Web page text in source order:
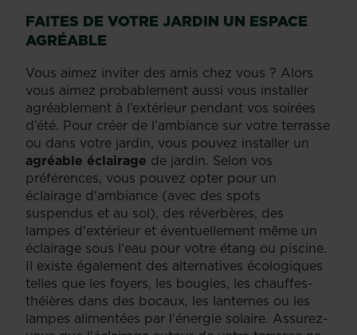
FAITES DE VOTRE JARDIN UN ESPACE
AGRÉABLE
Vous aimez inviter des amis chez vous ? Alors
vous aimez probablement aussi vous installer
agréablement à l’extérieur pendant vos soirées
d’été. Pour créer de l’ambiance sur votre terrasse
ou dans votre jardin, vous pouvez installer un
agréable éclairage de jardin. Selon vos
préférences, vous pouvez opter pour un
éclairage d'ambiance (avec des spots
suspendus et au sol), des réverbères, des
lampes d'extérieur et éventuellement même un
éclairage sous l'eau pour votre étang ou piscine.
Il existe également des alternatives écologiques
telles que les foyers, les bougies, les chauffes-
théières dans des bocaux, les lanternes ou les
lampes alimentées par l'énergie solaire. Assurez-